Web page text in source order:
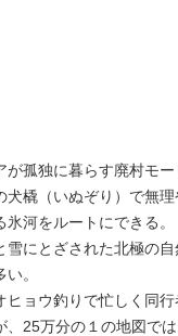
孤独に暮らす廃村モ
橇（いぬぞり）で無
河をルートにできる。
にとざされた北極の
。
ョウ釣りで忙しく同
25万分の１の地図で